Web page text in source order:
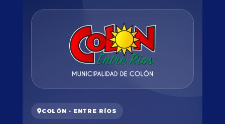
COLÓN · ENTRE RÍOS